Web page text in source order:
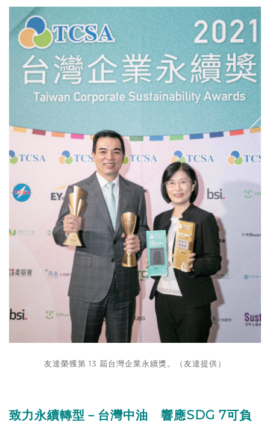
友達榮獲第 13 屆台灣企業永續獎。（友達提供）
致力永續轉型－台灣中油 響應SDG 7可負